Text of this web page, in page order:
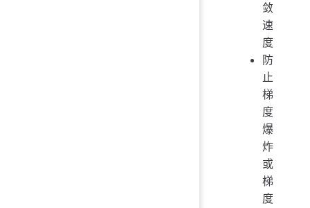
敛
速
度
防
止
梯
度
爆
炸
或
梯
度